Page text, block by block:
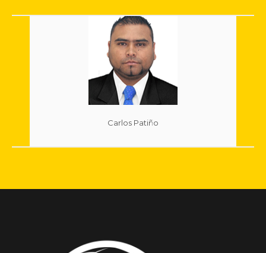
Carlos Patiño